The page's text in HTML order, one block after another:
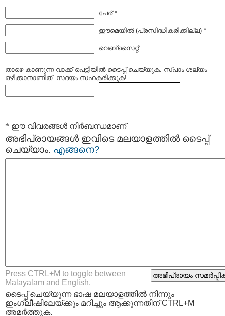
പേര് *
ഈമെയില്‍ (പ്രസിദ്ധീകരിക്കില്ല) *
വെബ്സൈറ്റ്
താഴെ കാണുന്ന വാക്ക് പെട്ടിയില്‍ ടൈപ്പ്‌ ചെയ്യുക. സ്പാം ശല്യം
ഒഴിക്കാനാണിത്. സദയം സഹകരിക്കുക!
* ഈ വിവരങ്ങള്‍ നിര്‍ബന്ധമാണ്
അഭിപ്രായങ്ങള്‍ ഇവിടെ മലയാളത്തില്‍ ടൈപ്പ്
ചെയ്യാം. എങ്ങനെ?
Press CTRL+M to toggle between
Malayalam and English.
ടൈപ്പ്‌ ചെയ്യുന്ന ഭാഷ മലയാളത്തില്‍ നിന്നും
ഇംഗ്ലീഷിലേയ്ക്കും മറിച്ചും ആക്കുന്നതിന് CTRL+M
അമര്‍ത്തുക.